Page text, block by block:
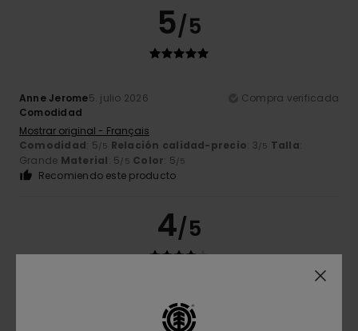
5/5
Anne Jerome5. julio 2026
Compra verificada
Comodidad
Mostrar original - Français
Comodidad: 5/5 Relación calidad-precio: 3/5 Talla:
Grande Material: 5/5 Color: 5/5
Recomiendo este producto
4/5